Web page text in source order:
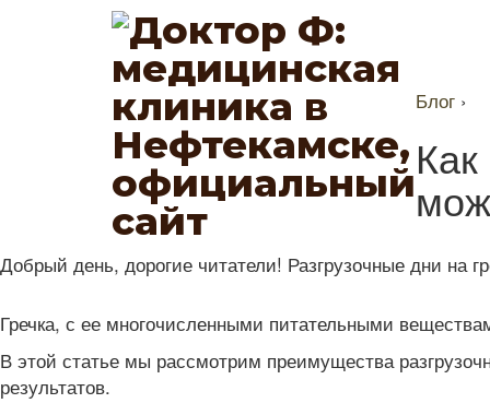
Блог ›
Добрый день, дорогие читатели! Разгрузочные дни на
Гречка, с ее многочисленными питательными
В этой статье мы рассмотрим преимущества
результатов.